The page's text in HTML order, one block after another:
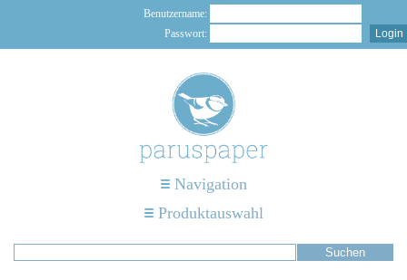
Benutzername:
Passwort:
Navigation
Produktauswahl